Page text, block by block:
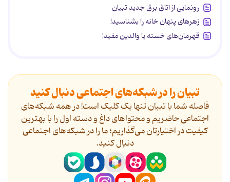
رونمایی از اتاق برق جدید تبیان
زهرهای پنهان خانه را بشناسید!
قهرمان‌های خسته یا والدین مفید!
تبیان را در شبکه‌های اجتماعی دنبال کنید
فاصله شما با تبیان تنها یک کلیک است! در همه شبکه‌های
اجتماعی حاضریم و محتواهای داغ و دسته اول را با بهترین
کیفیت در اختیارتان می‌گذاریم؛ ما را در شبکه‌های اجتماعی
دنیال کنید.